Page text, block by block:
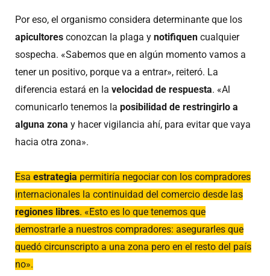
Por eso, el organismo considera determinante que los
apicultores conozcan la plaga y notifiquen cualquier
sospecha. «Sabemos que en algún momento vamos a
tener un positivo, porque va a entrar», reiteró. La
diferencia estará en la velocidad de respuesta. «Al
comunicarlo tenemos la posibilidad de restringirlo a
alguna zona y hacer vigilancia ahí, para evitar que vaya
hacia otra zona».
Esa estrategia permitiría negociar con los compradores
internacionales la continuidad del comercio desde las
regiones libres. «Esto es lo que tenemos que
demostrarle a nuestros compradores: asegurarles que
quedó circunscripto a una zona pero en el resto del país
no».